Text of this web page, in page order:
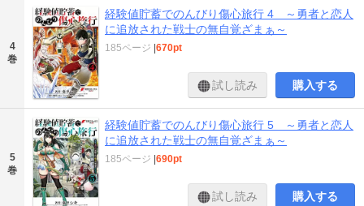
4
巻
経験値貯蓄でのんびり傷心旅行 4 ～勇者と恋人
に追放された戦士の無自覚ざまぁ～
185ページ |670pt
試し読み 購入する
5
巻
経験値貯蓄でのんびり傷心旅行 5 ～勇者と恋人
に追放された戦士の無自覚ざまぁ～
185ページ |690pt
試し読み 購入する